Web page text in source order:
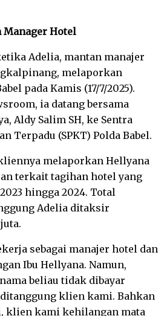
Hotel
Adelia, mantan manajer
melaporkan
pada Kamis (17/7/2025).
ia datang bersama
Aldy Salim SH, ke Sentra
Terpadu (SPKT) Polda Babel.
melaporkan Hellyana
terkait tagihan hotel yang
hingga 2024. Total
Adelia ditaksir
sebagai manajer hotel dan
Ibu Hellyana. Namun,
beliau tidak dibayar
klien kami. Bahkan
klien kami kehilangan mata